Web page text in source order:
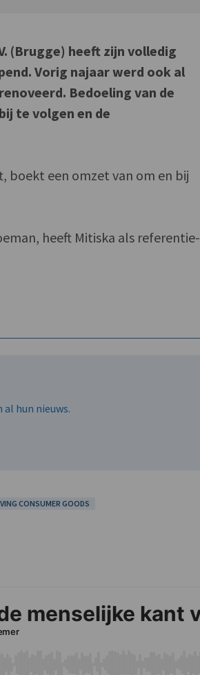
(Brugge) heeft zijn volledig
Vorig najaar werd ook al
Bedoeling van de
te volgen en de
boekt een omzet van om en bij
heeft Mitiska als referentie-
hun nieuws.
CONSUMER GOODS